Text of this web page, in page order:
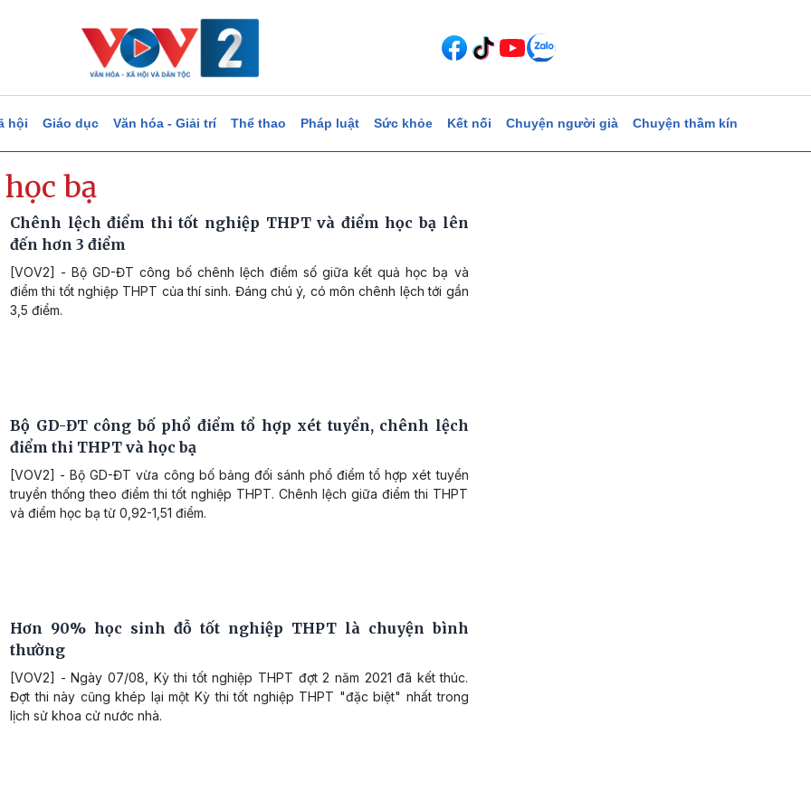
hội Giáo dục Văn hóa - Giải trí Thể thao Pháp luật Sức khỏe Kết nối Chuyện người già Chuyện thầm kín
bạ
Chênh lệch điểm thi tốt nghiệp THPT và điểm học bạ lên
đến hơn 3 điểm
[VOV2] - Bộ GD-ĐT công bố chênh lệch điểm số giữa kết quả học bạ và
điểm thi tốt nghiệp THPT của thí sinh. Đáng chú ý, có môn chênh lệch tới gần
3,5 điểm.
Bộ GD-ĐT công bố phổ điểm tổ hợp xét tuyển, chênh lệch
điểm thi THPT và học bạ
[VOV2] - Bộ GD-ĐT vừa công bố bảng đối sánh phổ điểm tổ hợp xét tuyển
truyền thống theo điểm thi tốt nghiệp THPT. Chênh lệch giữa điểm thi THPT
và điểm học bạ từ 0,92-1,51 điểm.
Hơn 90% học sinh đỗ tốt nghiệp THPT là chuyện bình
thường
[VOV2] - Ngày 07/08, Kỳ thi tốt nghiệp THPT đợt 2 năm 2021 đã kết thúc.
Đợt thi này cũng khép lại một Kỳ thi tốt nghiệp THPT "đặc biệt" nhất trong
lịch sử khoa cử nước nhà.